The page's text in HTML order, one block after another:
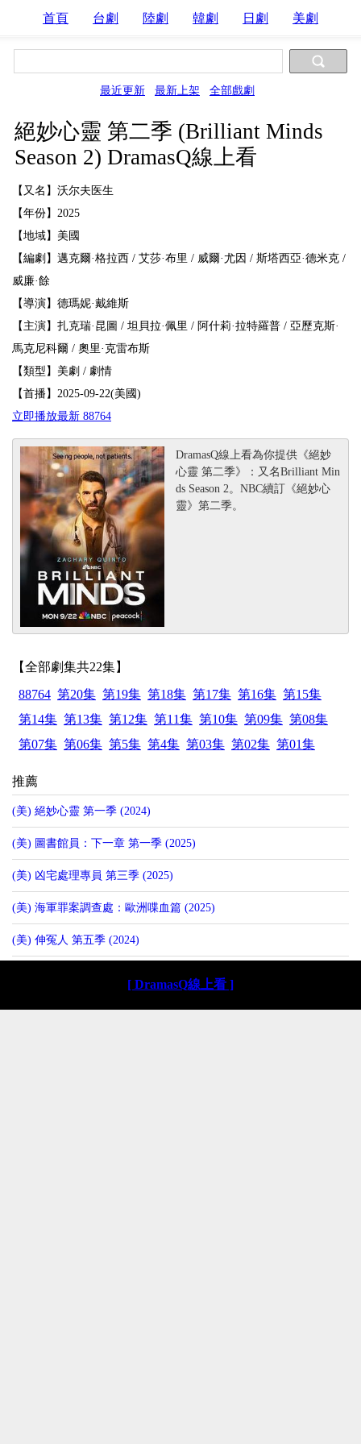
首頁 台劇 陸劇 韓劇 日劇 美劇
最近更新 最新上架 全部戲劇
絕妙心靈 第二季 (Brilliant Minds
Season 2) DramasQ線上看
【又名】沃尔夫医生
【年份】2025
【地域】美國
【編劇】邁克爾·格拉西 / 艾莎·布里 / 威爾·尤因 / 斯塔西亞·德米克 /
威廉·餘
【導演】德瑪妮·戴維斯
【主演】扎克瑞·昆圖 / 坦貝拉·佩里 / 阿什莉·拉特羅普 / 亞歷克斯·
馬克尼科爾 / 奧里·克雷布斯
【類型】美劇 / 劇情
【首播】2025-09-22(美國)
立即播放最新 88764
DramasQ線上看為你提供《絕妙
心靈 第二季》：又名Brilliant Min
ds Season 2。NBC續訂《絕妙心
靈》第二季。
【全部劇集共22集】
88764 第20集 第19集 第18集 第17集 第16集 第15集
第14集 第13集 第12集 第11集 第10集 第09集 第08集
第07集 第06集 第5集 第4集 第03集 第02集 第01集
推薦
(美) 絕妙心靈 第一季 (2024)
(美) 圖書館員：下一章 第一季 (2025)
(美) 凶宅處理專員 第三季 (2025)
(美) 海軍罪案調查處：歐洲喋血篇 (2025)
(美) 伸冤人 第五季 (2024)
[ DramasQ線上看 ]